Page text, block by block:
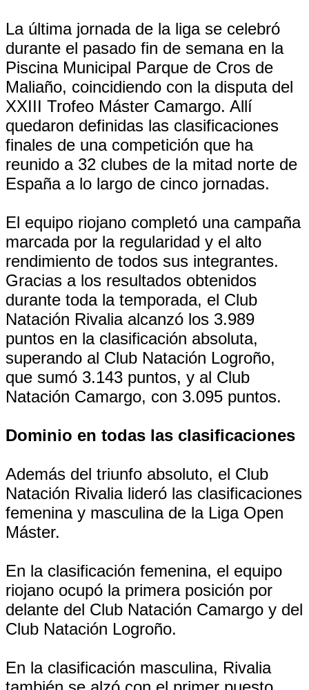
La última jornada de la liga se celebró
durante el pasado fin de semana en la
Piscina Municipal Parque de Cros de
Maliaño, coincidiendo con la disputa del
XXIII Trofeo Máster Camargo. Allí
quedaron definidas las clasificaciones
finales de una competición que ha
reunido a 32 clubes de la mitad norte de
España a lo largo de cinco jornadas.
El equipo riojano completó una campaña
marcada por la regularidad y el alto
rendimiento de todos sus integrantes.
Gracias a los resultados obtenidos
durante toda la temporada, el Club
Natación Rivalia alcanzó los 3.989
puntos en la clasificación absoluta,
superando al Club Natación Logroño,
que sumó 3.143 puntos, y al Club
Natación Camargo, con 3.095 puntos.
Dominio en todas las clasificaciones
Además del triunfo absoluto, el Club
Natación Rivalia lideró las clasificaciones
femenina y masculina de la Liga Open
Máster.
En la clasificación femenina, el equipo
riojano ocupó la primera posición por
delante del Club Natación Camargo y del
Club Natación Logroño.
En la clasificación masculina, Rivalia